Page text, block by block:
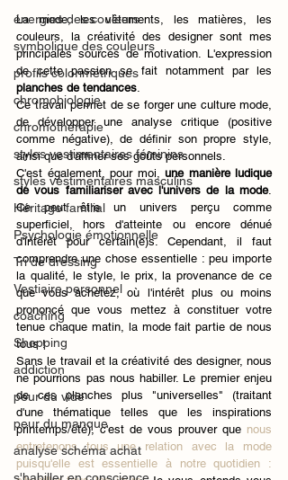
énergies des couleurs
symbolique des couleurs
profils colorimétriques
chromobiologie
chromothérapie
styles vestimentaires féminins
styles vestimentaires masculins
Héritage familial
Psychologie émotionnelle
Tri de dressing
Vestiaire personnel
coaching
Shopping
addiction
peur du vide
peur du manque
analyse schéma achat
La mode, les vêtements, les matières, les
couleurs, la créativité des designer sont mes
principales sources de motivation. L'expression
planches de tendances.
Ce travail permet de se forger une culture mode,
de développer une analyse critique (positive
comme négative), de définir son propre style,
ainsi que d'affiner ses goûts personnels.
C'est également, pour moi, une manière ludique
de vous familiariser avec l'univers de la mode.
Ce peut être un univers perçu comme
superficiel, hors d'atteinte ou encore dénué
d'intérêt pour certain(e)s. Cependant, il faut
comprendre une chose essentielle : peu importe
la qualité, le style, le prix, la provenance de ce
que vous achetez, où l'intérêt plus ou moins
prononcé que vous mettez à constituer votre
tenue chaque matin, la mode fait partie de nous
tous !
Sans le travail et la créativité des designer, nous
ne pourrions pas nous habiller. Le premier enjeu
de ces planches plus "universelles" (traitant
d'une thématique telles que les inspirations
printemps/été), c'est de vous prouver que nous
entretenons tous une relation avec la mode
puisqu'elle est essentielle à notre quotidien :